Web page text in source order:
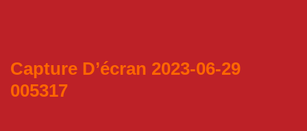
Capture D’écran 2023-06-29
005317